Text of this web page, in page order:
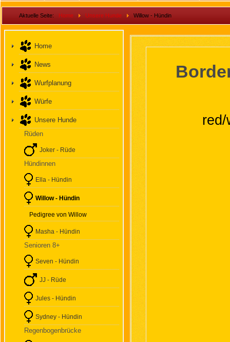
Aktuelle Seite: Home Unsere Hunde Willow - Hündin
Home
News
Wurfplanung
Würfe
Unsere Hunde
Rüden
Joker - Rüde
Hündinnen
Ella - Hündin
Willow - Hündin
Pedigree von Willow
Masha - Hündin
Senioren 8+
Seven - Hündin
JJ - Rüde
Jules - Hündin
Sydney - Hündin
Regenbogenbrücke